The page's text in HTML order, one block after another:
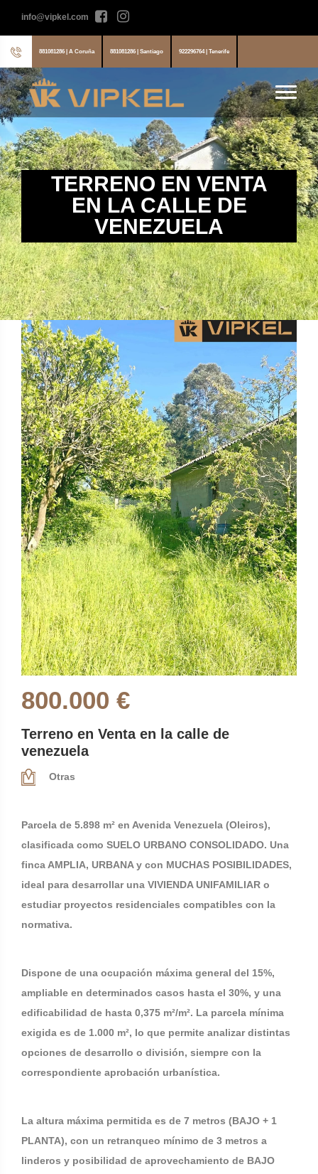
info@vipkel.com
881081286 | A Coruña 881081286 | Santiago 922296764 | Tenerife
TERRENO EN VENTA
EN LA CALLE DE
VENEZUELA
800.000 €
Terreno en Venta en la calle de
venezuela
Otras
Parcela de 5.898 m² en Avenida Venezuela (Oleiros),
clasificada como SUELO URBANO CONSOLIDADO. Una
finca AMPLIA, URBANA y con MUCHAS POSIBILIDADES,
ideal para desarrollar una VIVIENDA UNIFAMILIAR o
estudiar proyectos residenciales compatibles con la
normativa.
Dispone de una ocupación máxima general del 15%,
ampliable en determinados casos hasta el 30%, y una
edificabilidad de hasta 0,375 m²/m². La parcela mínima
exigida es de 1.000 m², lo que permite analizar distintas
opciones de desarrollo o división, siempre con la
correspondiente aprobación urbanística.
La altura máxima permitida es de 7 metros (BAJO + 1
PLANTA), con un retranqueo mínimo de 3 metros a
linderos y posibilidad de aprovechamiento de BAJO